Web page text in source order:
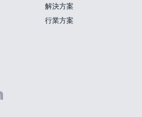
解決方案
行業方案